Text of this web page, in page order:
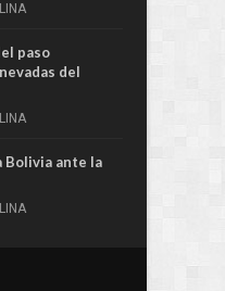
paso
del
Bolivia ante la